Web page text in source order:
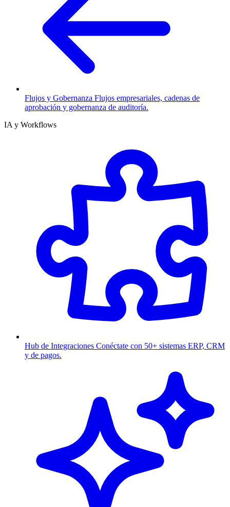
Flujos y Gobernanza Flujos empresariales, cadenas de
aprobación y gobernanza de auditoría.
IA y Workflows
Hub de Integraciones Conéctate con 50+ sistemas ERP, CRM
y de pagos.